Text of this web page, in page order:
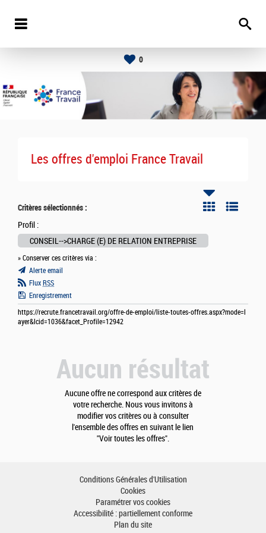
0
Les offres d'emploi France Travail
Critères sélectionnés :
Profil :
CONSEIL-->CHARGE (E) DE RELATION ENTREPRISE
» Conserver ces critères via :
Alerte email
Flux RSS
Enregistrement
https://recrute.francetravail.org/offre-de-emploi/liste-toutes-offres.aspx?mode=l
ayer&lcid=1036&facet_Profile=12942
Aucun résultat
Aucune offre ne correspond aux critères de
votre recherche. Nous vous invitons à
modifier vos critères ou à consulter
l'ensemble des offres en suivant le lien
"Voir toutes les offres".
Conditions Générales d'Utilisation
Cookies
Paramétrer vos cookies
Accessibilité : partiellement conforme
Plan du site